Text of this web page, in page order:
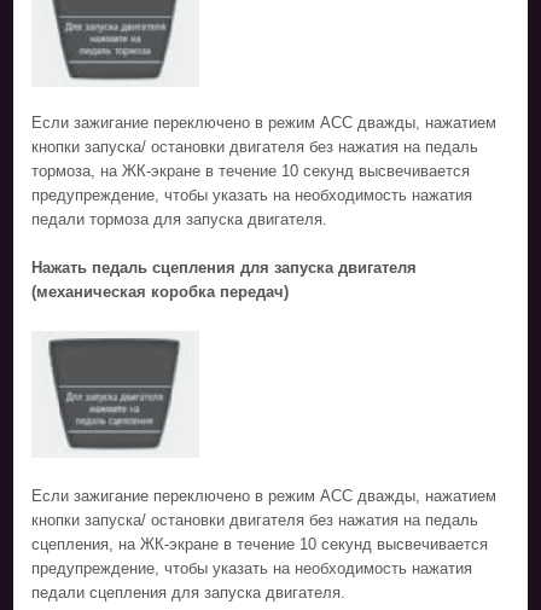
Если зажигание переключено в режим ACC дважды, нажатием
кнопки запуска/ остановки двигателя без нажатия на педаль
тормоза, на ЖК-экране в течение 10 секунд высвечивается
предупреждение, чтобы указать на необходимость нажатия
педали тормоза для запуска двигателя.
Нажать педаль сцепления для запуска двигателя
(механическая коробка передач)
Если зажигание переключено в режим ACC дважды, нажатием
кнопки запуска/ остановки двигателя без нажатия на педаль
сцепления, на ЖК-экране в течение 10 секунд высвечивается
предупреждение, чтобы указать на необходимость нажатия
педали сцепления для запуска двигателя.